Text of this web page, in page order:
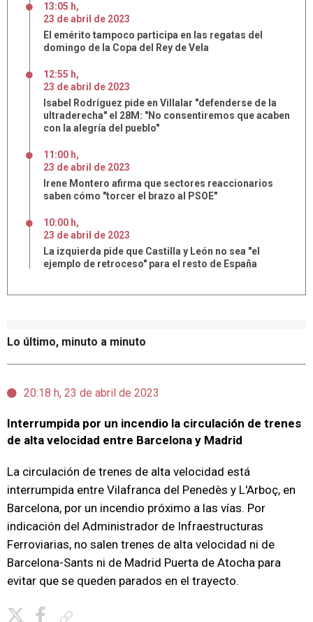
Lo último, minuto a minuto
20:18 h, 23 de abril de 2023
Interrumpida por un incendio la circulación de trenes
de alta velocidad entre Barcelona y Madrid
La circulación de trenes de alta velocidad está
interrumpida entre Vilafranca del Penedès y L'Arboç, en
Barcelona, por un incendio próximo a las vías. Por
indicación del Administrador de Infraestructuras
Ferroviarias, no salen trenes de alta velocidad ni de
Barcelona-Sants ni de Madrid Puerta de Atocha para
evitar que se queden parados en el trayecto.
13:05 h,
23 deabril de 2023
El emérito tampoco participa en las regatas del
domingo de la Copa del Rey de Vela
12:55 h,
23 deabril de 2023
Isabel Rodríguez pide en Villalar "defenderse de la
ultraderecha" el 28M: "No consentiremos que acaben
con la alegría del pueblo"
11:00 h,
23 deabril de 2023
Irene Montero afirma que sectores reaccionarios
saben cómo "torcer el brazo al PSOE"
10:00 h,
23 deabril de 2023
La izquierda pide que Castilla y León no sea "el
ejemplo de retroceso" para el resto de España